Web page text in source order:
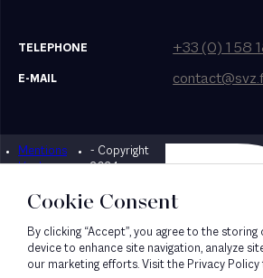
TELEPHONE +33 (0) 1 58
E-MAIL
Mentions
légales
- Copyright
2024
Designed by
Cookie Consent
By clicking “Accept”, you agree to the
device to enhance site navigation, analyze
our marketing efforts. Visit the Privacy